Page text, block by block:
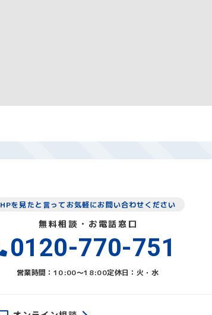
HPを見たと言ってお気軽にお問い合わせください
無料相談・お電話窓口
0120-770-751
営業時間：10:00〜18:00定休日：火・水